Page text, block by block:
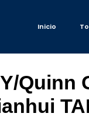
Inicio
Quinn